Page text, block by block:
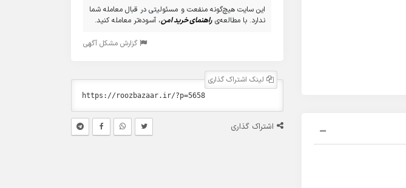
این سایت هیچ‌گونه منفعت و مسئولیتی در قبال معامله شما
ندارد. با مطالعه‌ی راهنمای خرید امن، آسوده‌تر معامله کنید.
گزارش مشکل آگهی
لینک اشتراک گذاری
اشتراک گذاری